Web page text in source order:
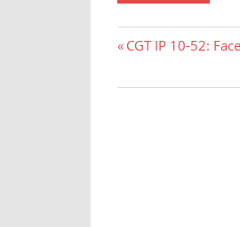
CGT IP 10-52: